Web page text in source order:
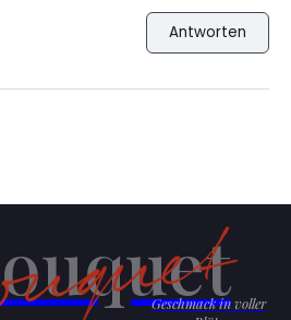
Antworten
Geschmack in voller